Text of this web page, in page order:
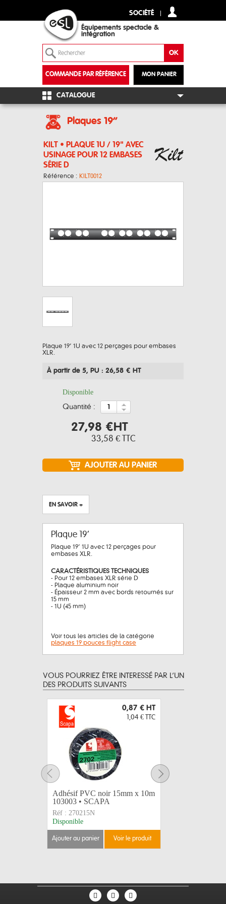
SOCIÉTÉ
Équipements spectacle &
intégration
MON PANIER
COMMANDE PAR RÉFÉRENCE
+
CATALOGUE
Plaques 19“
KILT • PLAQUE 1U / 19" AVEC
USINAGE POUR 12 EMBASES
SÉRIE D
Référence : KILT0012
Plaque 19’ 1U avec 12 perçages pour embases
XLR.
À partir de 5, PU : 26,58 € HT
Disponible
quantité :
27,98 €HT
33,58 € TTC
EN SAVOIR +
Plaque 19’
Plaque 19’ 1U avec 12 perçages pour
embases XLR.
CARACTÉRISTIQUES TECHNIQUES
- Pour 12 embases XLR série D
- Plaque aluminium noir
- Épaisseur 2 mm avec bords retournés sur
15 mm
- 1U (45 mm)
Voir tous les articles de la catégorie
plaques 19 pouces flight case
VOUS POURRIEZ ÊTRE INTERESSÉ PAR L’UN
DES PRODUITS SUIVANTS
0,87 € HT
1,04 € TTC
Adhésif PVC noir 15mm x 10m
103003 • SCAPA
Réf : 270215N
Disponible
ajouter au panier voir le produit